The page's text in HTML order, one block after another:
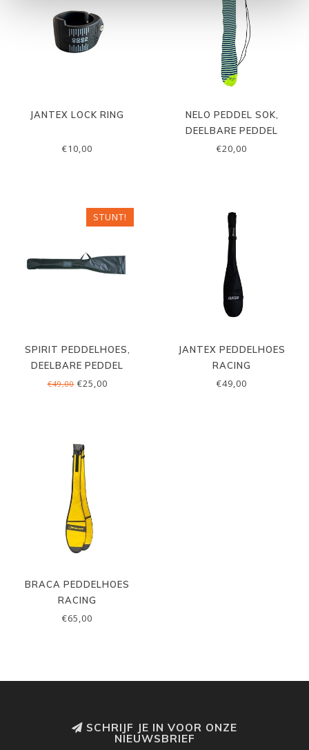
JANTEX LOCK RING
€10,00
NELO PEDDEL SOK,
DEELBARE PEDDEL
€20,00
STUNT!
SPIRIT PEDDELHOES,
DEELBARE PEDDEL
€49,00€25,00
JANTEX PEDDELHOES
RACING
€49,00
BRACA PEDDELHOES
RACING
€65,00
SCHRIJF JE IN VOOR ONZE
NIEUWSBRIEF